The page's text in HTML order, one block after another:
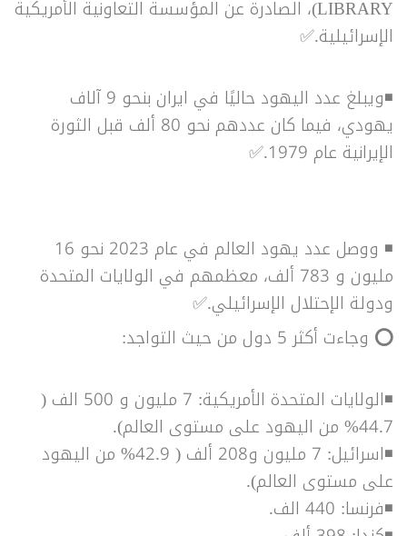
LIBRARY)، الصادرة عن المؤسسة التعاونية الأمريكية
الإسرائيلية.✅
◾ويبلغ عدد اليهود حاليًا في ايران بنحو 9 آلاف
يهودي، فيما كان عددهم نحو 80 ألف قبل الثورة
الإيرانية عام 1979.
✅
◾
ووصل عدد يهود العالم في عام 2023 نحو 16
مليون و 783 ألف، معظمهم في الولايات المتحدة
ودولة الإحتلال الإسرائيلي.✅
⭕ وجاءت أكثر 5 دول من حيث التواجد:
◾الولايات المتحدة الأمريكية: 7 مليون و 500 الف (
44.7% من اليهود على مستوى العالم).
◾اسرائيل: 7 مليون و208 ألف ( 42.9% من اليهود
على مستوى العالم).
◾فرنسا: 440 الف.